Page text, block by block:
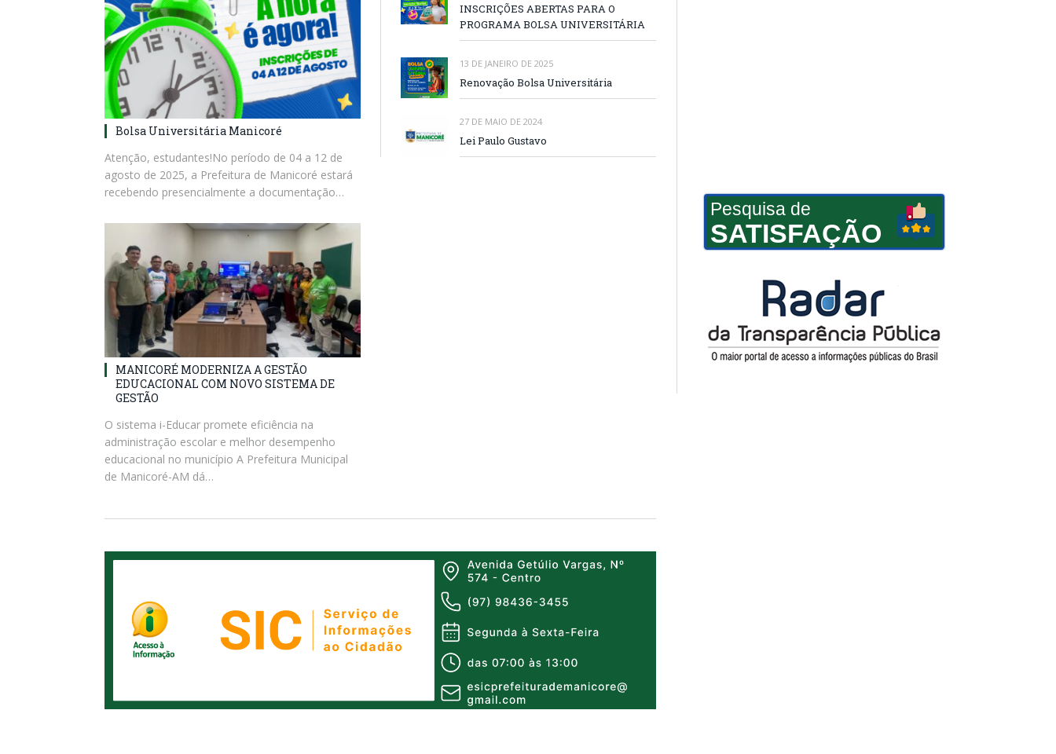
Bolsa Universitária Manicoré
Atenção, estudantes!No período de 04 a 12 de
agosto de 2025, a Prefeitura de Manicoré estará
recebendo presencialmente a documentação…
MANICORÉ MODERNIZA A GESTÃO
EDUCACIONAL COM NOVO SISTEMA DE
GESTÃO
O sistema i-Educar promete eficiência na
administração escolar e melhor desempenho
educacional no município A Prefeitura Municipal
de Manicoré-AM dá…
INSCRIÇÕES ABERTAS PARA O
PROGRAMA BOLSA UNIVERSITÁRIA
13 DE JANEIRO DE 2025
Renovação Bolsa Universitária
27 DE MAIO DE 2024
Lei Paulo Gustavo
Pesquisa de
SATISFAÇÃO